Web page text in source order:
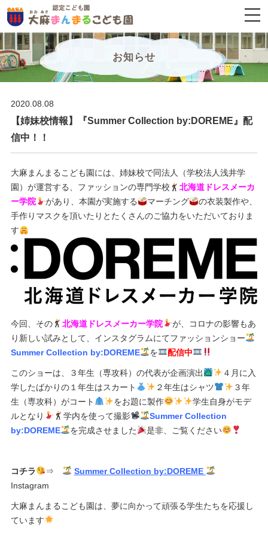
お知らせ
2020.08.08
【姉妹校情報】『Summer Collection by:DOREME』配
信中！！
大麻まんまるこども園には、姉妹校で同法人（学校法人浅井学
園）が運営する、ファッションの専門学校
北海道ドレスメーカ
ー学院
があり、本園が実施する マーチング
の衣装製作や、
手作りマスクを頂いたりとたくさんのご協力をいただいておりま
す
今回、その 北海道ドレスメーカー学院
が、コロナの影響もあ
り新しい試みとして、インスタグラムにてファッションショー
Summer Collection by:DOREME
を 配信中
このショーは、３年生（専攻科）の代表が企画演出
４月に入
学したばかりの１年生はスカート
２年生はシャツ
３年
生（専攻科）がコート
をお題に製作
学生自身がモデ
ルとなり
学内を使って撮影
Summer Collection
by:DOREME
を完成させました 是非、ご覧ください
コチラ ⇒
Summer Collection by:DOREME
Instagram
大麻まんまるこども園は、夢に向かって頑張る学生たちを応援し
ています